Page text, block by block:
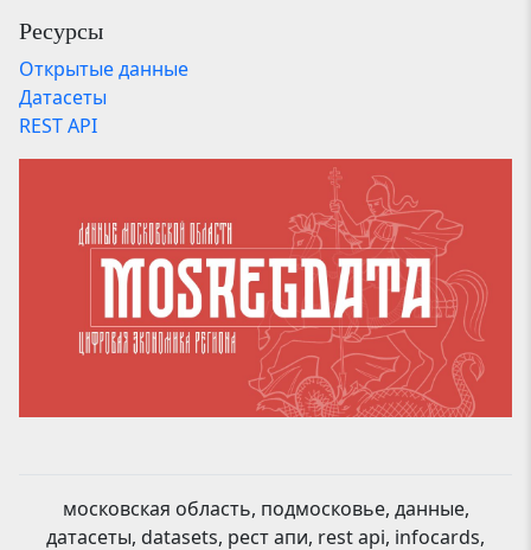
Ресурсы
Открытые данные
Датасеты
REST API
московская область, подмосковье, данные,
датасеты, datasets, рест апи, rest api, infocards,